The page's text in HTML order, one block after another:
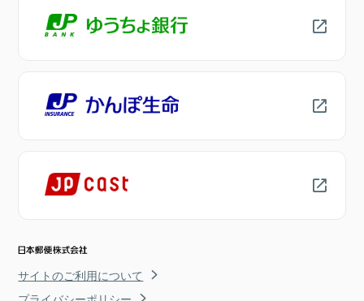
サイトのご利用について